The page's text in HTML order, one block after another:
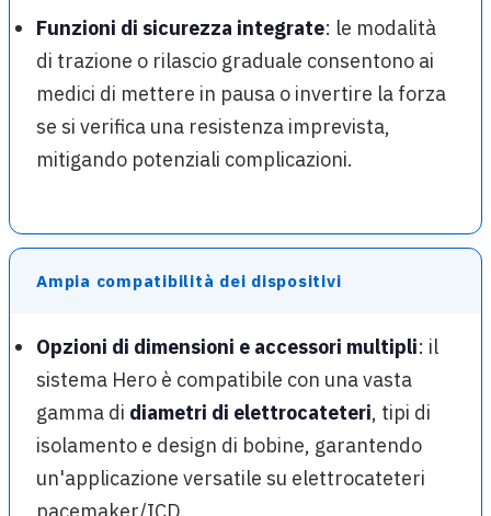
Funzioni di sicurezza integrate: le modalità
di trazione o rilascio graduale consentono ai
medici di mettere in pausa o invertire la forza
se si verifica una resistenza imprevista,
mitigando potenziali complicazioni.
Ampia compatibilità dei dispositivi
Opzioni di dimensioni e accessori multipli: il
sistema Hero è compatibile con una vasta
gamma di diametri di elettrocateteri, tipi di
isolamento e design di bobine, garantendo
un'applicazione versatile su elettrocateteri